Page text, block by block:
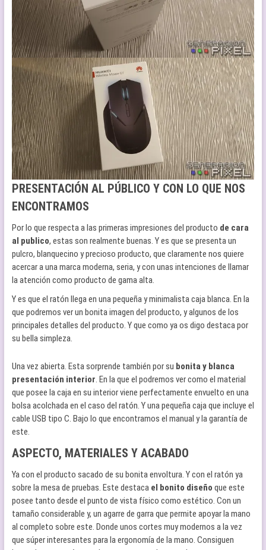
PRESENTACIÓN AL PÚBLICO Y CON LO QUE NOS
ENCONTRAMOS
Por lo que respecta a las primeras impresiones del producto de cara
al publico, estas son realmente buenas. Y es que se presenta un
pulcro, blanquecino y precioso producto, que claramente nos quiere
acercar a una marca moderna, seria, y con unas intenciones de llamar
la atención como producto de gama alta.
Y es que el ratón llega en una pequeña y minimalista caja blanca. En la
que podremos ver un bonita imagen del producto, y algunos de los
principales detalles del producto. Y que como ya os digo destaca por
su bella simpleza.
Una vez abierta. Esta sorprende también por su bonita y blanca
presentación interior. En la que el podremos ver como el material
que posee la caja en su interior viene perfectamente envuelto en una
bolsa acolchada en el caso del ratón. Y una pequeña caja que incluye el
cable USB tipo C. Bajo lo que encontramos el manual y la garantía de
este.
ASPECTO, MATERIALES Y ACABADO
Ya con el producto sacado de su bonita envoltura. Y con el ratón ya
sobre la mesa de pruebas. Este destaca el bonito diseño que este
posee tanto desde el punto de vista físico como estético. Con un
tamaño considerable y, un agarre de garra que permite apoyar la mano
al completo sobre este. Donde unos cortes muy modernos a la vez
que súper interesantes para la ergonomía de la mano. Consiguen